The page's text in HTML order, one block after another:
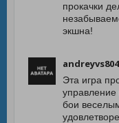
прокачки
экшна!
andreyvs804
Эта игра
бои